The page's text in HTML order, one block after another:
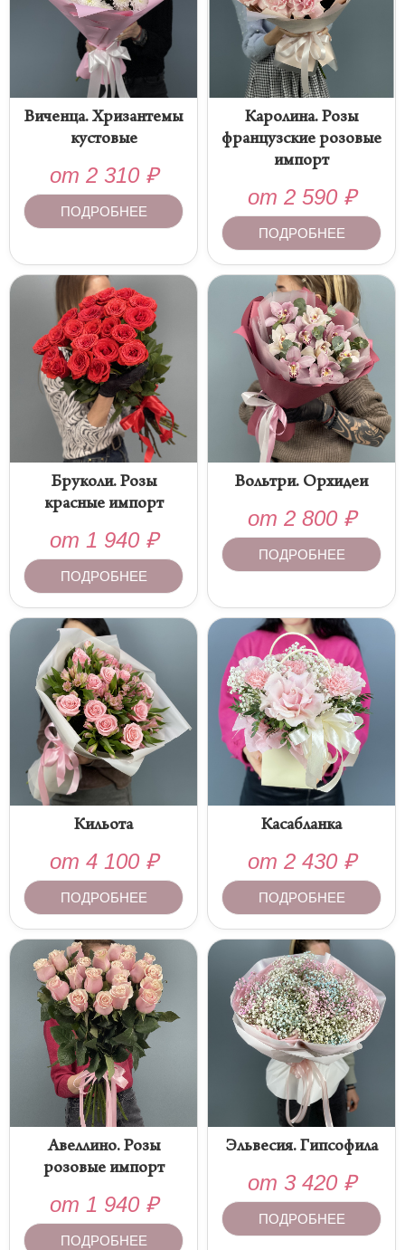
Виченца. Хризантемы
кустовые
от 2 310₽
ПОДРОБНЕЕ
Каролина. Розы
французские розовые
импорт
от 2 590₽
ПОДРОБНЕЕ
Бруколи. Розы
красные импорт
от 1 940₽
ПОДРОБНЕЕ
Вольтри. Орхидеи
от 2 800₽
ПОДРОБНЕЕ
Кильота
от 4 100₽
ПОДРОБНЕЕ
Касабланка
от 2 430₽
ПОДРОБНЕЕ
Авеллино. Розы
розовые импорт
от 1 940₽
ПОДРОБНЕЕ
Эльвесия. Гипсофила
от 3 420₽
ПОДРОБНЕЕ